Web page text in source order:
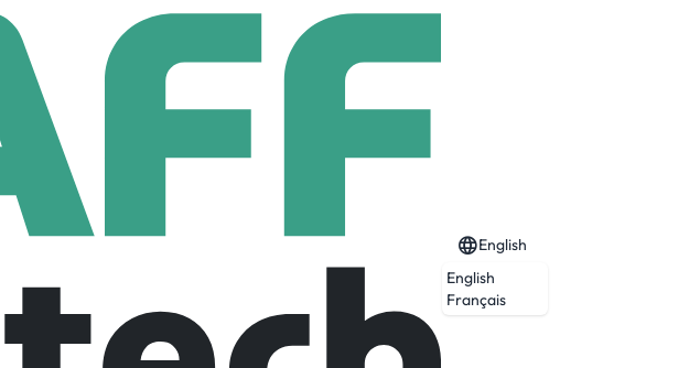
English
English
Français
INDUSTRIEL